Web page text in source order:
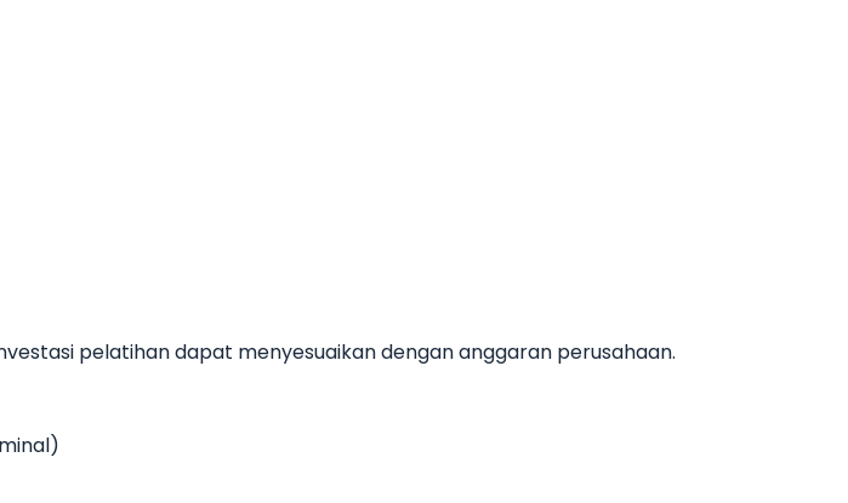
pelatihan dapat menyesuaikan dengan anggaran perusahaan.